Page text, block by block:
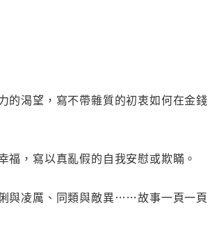
渴望，寫不帶雜質的初衷如何在金
，寫以真亂假的自我安慰或欺瞞。
與凌厲、同類與敵異……故事一頁一